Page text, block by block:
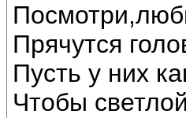
Прячутся
Пусть у них
Чтобы